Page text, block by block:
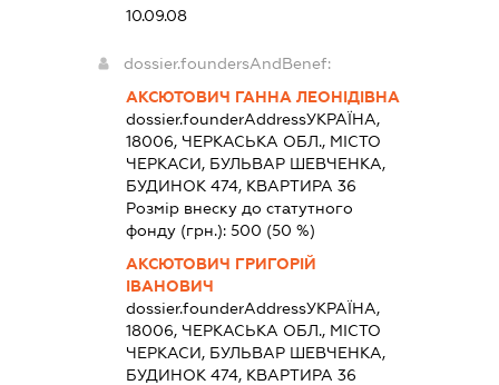
10.09.08
dossier.foundersAndBenef:
АКСЮТОВИЧ ГАННА ЛЕОНІДІВНА
dossier.founderAddressУКРАЇНА,
18006, ЧЕРКАСЬКА ОБЛ., МІСТО
ЧЕРКАСИ, БУЛЬВАР ШЕВЧЕНКА,
БУДИНОК 474, КВАРТИРА 36
Розмір внеску до статутного
фонду (грн.): 500 (50 %)
АКСЮТОВИЧ ГРИГОРІЙ
ІВАНОВИЧ
dossier.founderAddressУКРАЇНА,
18006, ЧЕРКАСЬКА ОБЛ., МІСТО
ЧЕРКАСИ, БУЛЬВАР ШЕВЧЕНКА,
БУДИНОК 474, КВАРТИРА 36